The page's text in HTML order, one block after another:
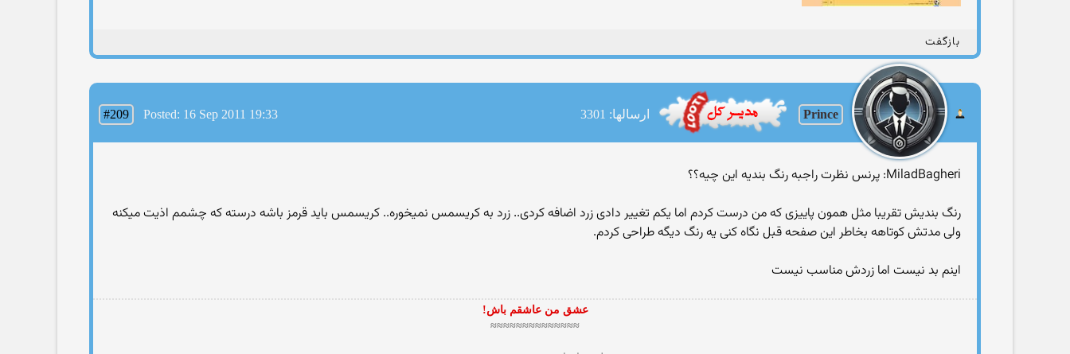
بازگفت
Prince ارسالها: 3301 #209 Posted: 16 Sep 2011 19:33
MiladBagheri: پرنس نظرت راجبه رنگ بندیه این چیه؟؟
رنگ بندیش تقریبا مثل همون پاییزی كه من درست كردم اما یكم تغییر دادی زرد اضافه كردی.. زرد به كریسمس نمیخوره.. كریسمس باید قرمز باشه درسته كه چشمم اذیت میكنه
ولی مدتش كوتاهه بخاطر این صفحه قبل نگاه كنی یه رنگ دیگه طراحی كردم.
اینم بد نیست اما زردش مناسب نیست
عشق من عاشقم باش!
≈≈≈≈≈≈≈≈≈≈≈≈≈≈